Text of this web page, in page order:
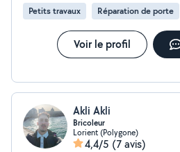
Petits travaux Réparation de porte
Voir le profil
Akli Akli
Bricoleur
Lorient (Polygone)
4,4/5 (7 avis)